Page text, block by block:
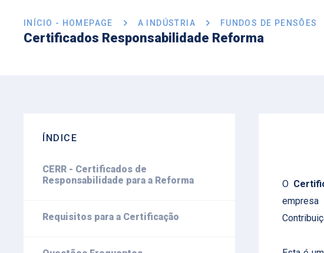
INÍCIO - HOMEPAGE A INDÚSTRIA FUNDOS DE PENSÕES
Certificados Responsabilidade Reforma
ÍNDICE
CERR - Certificados de
Responsabilidade para a Reforma
Requisitos para a Certificação
O